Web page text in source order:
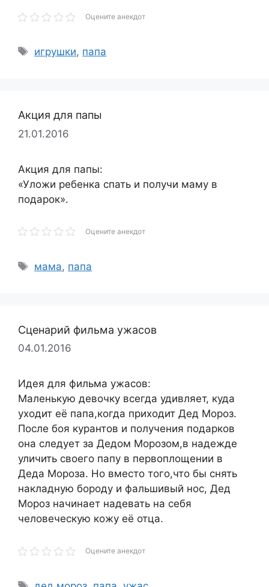
Оцените анекдот
Метки
игрушки, папа
Акция для папы
21.01.2016
Акция для папы:
«Уложи ребенка спать и получи маму в
подарок».
Оцените анекдот
Метки
мама, папа
Сценарий фильма ужасов
04.01.2016
Идея для фильма ужасов:
Маленькую девочку всегда удивляет, куда
уходит её папа,когда приходит Дед Мороз.
После боя курантов и получения подарков
она следует за Дедом Морозом,в надежде
уличить своего папу в первоплощении в
Деда Мороза. Но вместо того,что бы снять
накладную бороду и фальшивый нос, Дед
Мороз начинает надевать на себя
человеческую кожу её отца.
Оцените анекдот
Метки